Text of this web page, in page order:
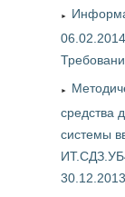
средства
системы
30.12.2013